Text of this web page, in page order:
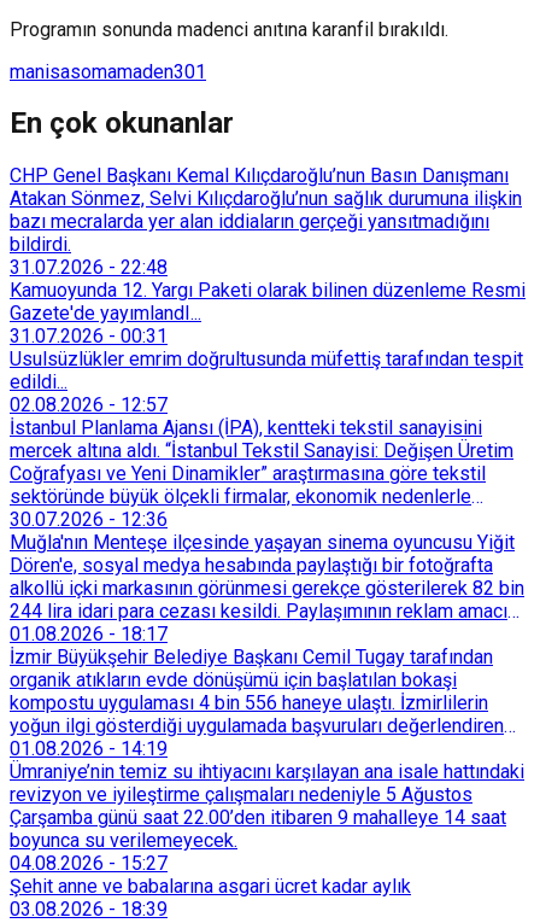
Programın sonunda madenci anıtına karanfil bırakıldı.
manisasomamaden301
En çok okunanlar
CHP Genel Başkanı Kemal Kılıçdaroğlu’nun Basın Danışmanı
Atakan Sönmez, Selvi Kılıçdaroğlu’nun sağlık durumuna ilişkin
bazı mecralarda yer alan iddiaların gerçeği yansıtmadığını
bildirdi.
31.07.2026 - 22:48
Kamuoyunda 12. Yargı Paketi olarak bilinen düzenleme Resmi
Gazete'de yayımlandI...
31.07.2026 - 00:31
Usulsüzlükler emrim doğrultusunda müfettiş tarafından tespit
edildi...
02.08.2026 - 12:57
İstanbul Planlama Ajansı (İPA), kentteki tekstil sanayisini
mercek altına aldı. “İstanbul Tekstil Sanayisi: Değişen Üretim
Coğrafyası ve Yeni Dinamikler” araştırmasına göre tekstil
sektöründe büyük ölçekli firmalar, ekonomik nedenlerle
İstanbul’dan devlet destekli teşvik bölgelerine veya
Trakya’daki OSB’lere taşınmaya başladı. İstanbul içindeki
küçük ölçekli üretim merkezleri de Tarihi Yarımada’dan
Sultançiftliği, Esenyurt, Arnavutköy ve Güneşli gibi çevre
ilçelere yöneldi.
30.07.2026 - 12:36
Muğla'nın Menteşe ilçesinde yaşayan sinema oyuncusu Yiğit
Dören'e, sosyal medya hesabında paylaştığı bir fotoğrafta
alkollü içki markasının görünmesi gerekçe gösterilerek 82 bin
244 lira idari para cezası kesildi. Paylaşımının reklam amacı
taşımadığını savunan Dören, cezanın iptali için yargıya
başvurdu.
01.08.2026 - 18:17
İzmir Büyükşehir Belediye Başkanı Cemil Tugay tarafından
organik atıkların evde dönüşümü için başlatılan bokaşi
kompostu uygulaması 4 bin 556 haneye ulaştı. İzmirlilerin
yoğun ilgi gösterdiği uygulamada başvuruları değerlendiren
Tarımsal Hizmetler Dairesi Başkanlığı, farklı ilçelerde toplam
128 bokaşi kompost eğitimi düzenleyerek İzmirlileri
sürdürülebilir atık yönetimi sistemine dahil etti.
01.08.2026 - 14:19
Ümraniye’nin temiz su ihtiyacını karşılayan ana isale hattındaki
revizyon ve iyileştirme çalışmaları nedeniyle 5 Ağustos
Çarşamba günü saat 22.00’den itibaren 9 mahalleye 14 saat
boyunca su verilemeyecek.
04.08.2026 - 15:27
Şehit anne ve babalarına asgari ücret kadar aylık
03.08.2026 - 18:39